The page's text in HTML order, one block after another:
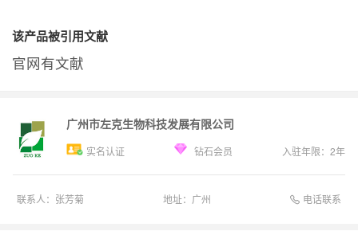
该产品被引用文献
官网有文献
广州市左克生物科技发展有限公司
实名认证 钻石会员 入驻年限： 2年
联系人： 张芳菊 地址： 广州 电话联系